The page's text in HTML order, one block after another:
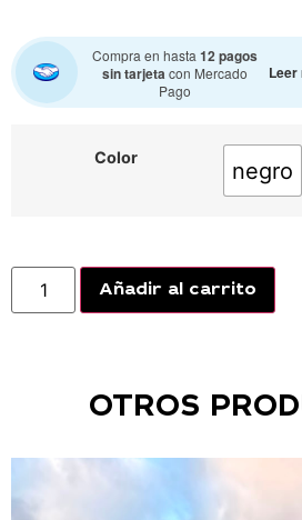
Compra en hasta12 pagos
sin tarjeta con Mercado
Pago
Leer
Color negro
Añadir al carrito
OTROS